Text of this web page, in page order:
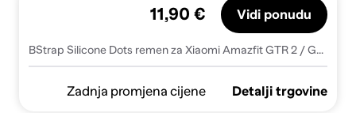
BStrap Silicone Dots remen za Xiaomi Amazfit GTR 2 / GTR 47mm, orange (SSG013C1207)
11,90 € Vidi ponudu
Zadnja promjena cijene Detalji trgovine